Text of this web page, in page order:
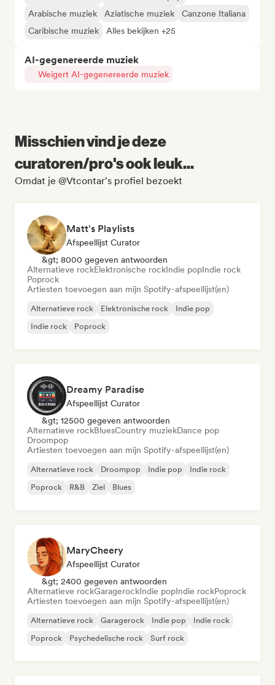
Arabische muziek
Aziatische muziek
Canzone Italiana
Caribische muziek
Alles bekijken +25
AI-gegenereerde muziek
Weigert AI-gegenereerde muziek
Misschien vind je deze
curatoren/pro's ook leuk...
Omdat je @Vtcontar's profiel bezoekt
Matt's Playlists
Afspeellijst Curator
&gt; 8000 gegeven antwoorden
Alternatieve rockElektronische rockIndie popIndie rock
Poprock
Artiesten toevoegen aan mijn Spotify-afspeellijst(en)
Alternatieve rock Elektronische rock
Indie pop
Indie rock
Poprock
Dreamy Paradise
Afspeellijst Curator
&gt; 12500 gegeven antwoorden
Alternatieve rockBluesCountry muziekDance pop
Droompop
Artiesten toevoegen aan mijn Spotify-afspeellijst(en)
Alternatieve rock Droompop Indie pop
Indie rock
Poprock
R&B Ziel Blues
MaryCheery
Afspeellijst Curator
&gt; 2400 gegeven antwoorden
Alternatieve rockGaragerockIndie popIndie rockPoprock
Artiesten toevoegen aan mijn Spotify-afspeellijst(en)
Alternatieve rock Garagerock Indie pop
Indie rock
Poprock
Psychedelische rock Surf rock